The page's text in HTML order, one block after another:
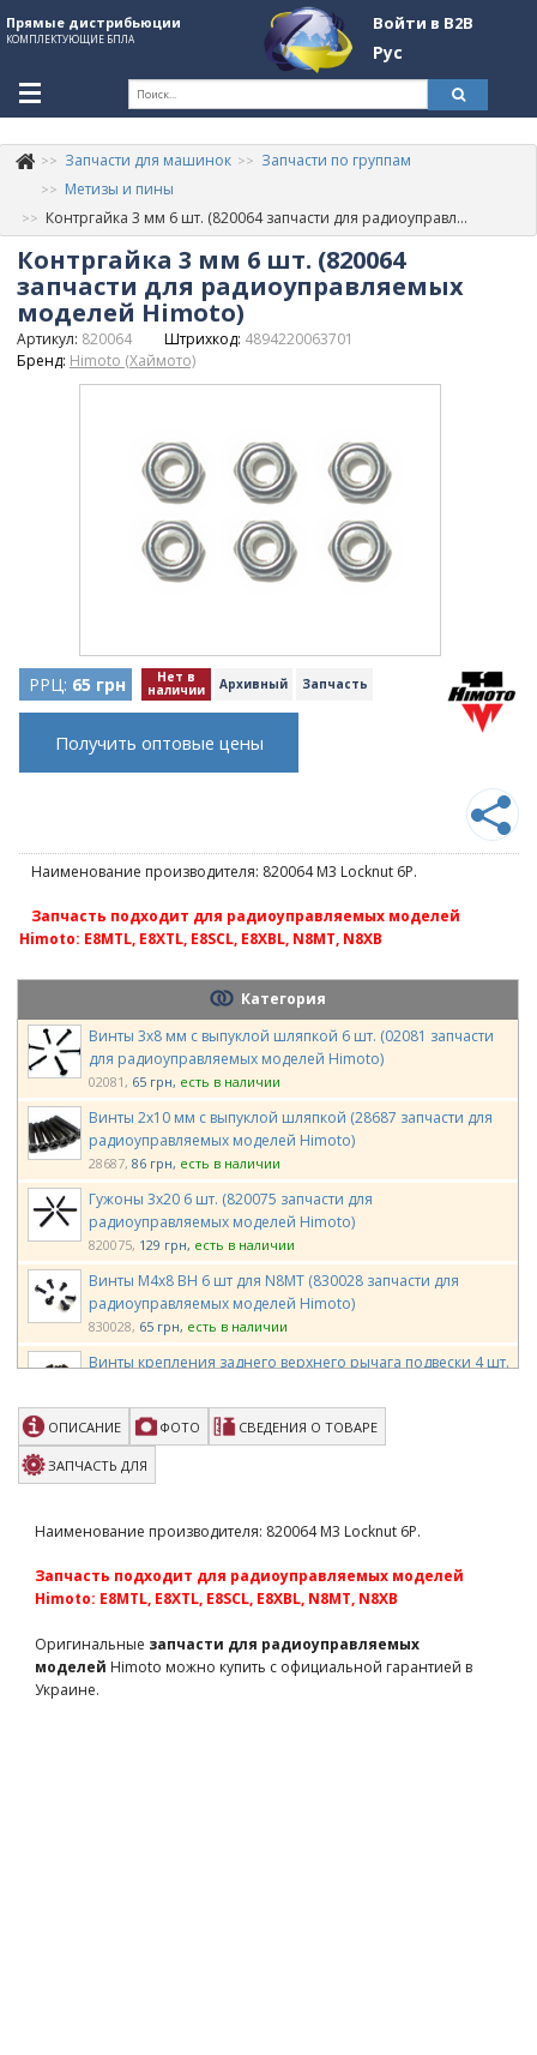
Прямые дистрибьюции
КОМПЛЕКТУЮЩИЕ БПЛА
Войти в B2B
Рус
+380507774092
Информация о компании
About Company
Обзоры
Категории
Запчасти для машинок
Запчасти по группам
Метизы и пины
Контргайка 3 мм 6 шт. (820064 запчасти для радиоуправляемых моделей Himoto)
Контргайка 3 мм 6 шт. (820064
запчасти для радиоуправляемых
моделей Himoto)
Артикул: 820064 Штрихкод: 4894220063701
Бренд: Himoto (Хаймото)
РРЦ: 65 грн Нет в
наличии Архивный Запчасть
Получить оптовые цены
Наименование производителя: 820064 M3 Locknut 6P.
Запчасть подходит для радиоуправляемых моделей
Himoto: E8MTL, E8XTL, E8SCL, E8XBL, N8MT, N8XB
Категория
Винты 3х8 мм с выпуклой шляпкой 6 шт. (02081 запчасти
для радиоуправляемых моделей Himoto)
02081 65 грн есть в наличии
Винты 2х10 мм с выпуклой шляпкой (28687 запчасти для
радиоуправляемых моделей Himoto)
28687 86 грн есть в наличии
Гужоны 3х20 6 шт. (820075 запчасти для
радиоуправляемых моделей Himoto)
820075 129 грн есть в наличии
Винты М4х8 ВH 6 шт для N8MT (830028 запчасти для
радиоуправляемых моделей Himoto)
830028 65 грн есть в наличии
Винты крепления заднего верхнего рычага подвески 4 шт.
86096 86 грн есть в наличии
Team Magic 2.5x16.8mm PIN 10p
TM116229
TM116232 195 грн есть в наличии
Team Magic 5x23.9mm Pin 10p
TM116234 300 грн есть в наличии
Team Magic 3x14mm Steel FH Screw 6p
TM126314 107 грн есть в наличии
ОПИСАНИЕ ФОТО СВЕДЕНИЯ О ТОВАРЕ
ЗАПЧАСТЬ ДЛЯ
Наименование производителя: 820064 M3 Locknut 6P.
Запчасть подходит для радиоуправляемых моделей
Himoto: E8MTL, E8XTL, E8SCL, E8XBL, N8MT, N8XB
Оригинальные запчасти для радиоуправляемых
моделей Himoto можно купить с официальной гарантией в
Украине.